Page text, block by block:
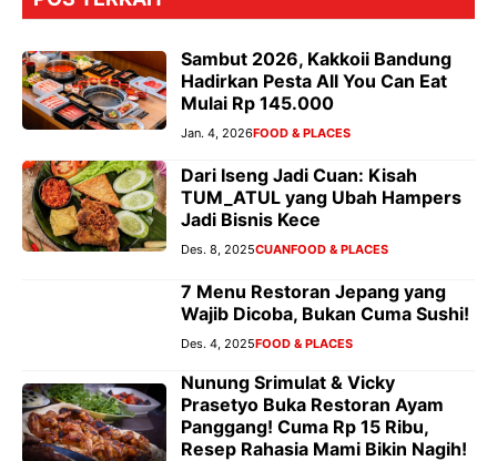
Sambut 2026, Kakkoii Bandung
Hadirkan Pesta All You Can Eat
Mulai Rp 145.000
Jan. 4, 2026FOOD & PLACES
Dari Iseng Jadi Cuan: Kisah
TUM_ATUL yang Ubah Hampers
Jadi Bisnis Kece
Des. 8, 2025CUANFOOD & PLACES
7 Menu Restoran Jepang yang
Wajib Dicoba, Bukan Cuma Sushi!
Des. 4, 2025FOOD & PLACES
Nunung Srimulat & Vicky
Prasetyo Buka Restoran Ayam
Panggang! Cuma Rp 15 Ribu,
Resep Rahasia Mami Bikin Nagih!